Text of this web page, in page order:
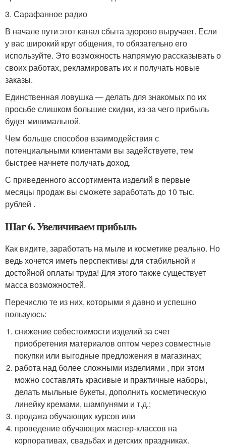
3. Сарафанное радио
В начале пути этот канал сбыта здорово выручает. Если
у вас широкий круг общения, то обязательно его
используйте. Это возможность напрямую рассказывать о
своих работах, рекламировать их и получать новые
заказы.
Единственная ловушка — делать для знакомых по их
просьбе слишком большие скидки, из-за чего прибыль
будет минимальной.
Чем больше способов взаимодействия с
потенциальными клиентами вы задействуете, тем
быстрее начнете получать доход.
С приведенного ассортимента изделий в первые
месяцы продаж вы сможете заработать до 10 тыс.
рублей .
Шаг 6. Увеличиваем прибыль
Как видите, заработать на мыле и косметике реально. Но
ведь хочется иметь перспективы для стабильной и
достойной оплаты труда! Для этого также существует
масса возможностей.
Перечислю те из них, которыми я давно и успешно
пользуюсь:
снижение себестоимости изделий за счет
приобретения материалов оптом через совместные
покупки или выгодные предложения в магазинах;
работа над более сложными изделиями , при этом
можно составлять красивые и практичные наборы,
делать мыльные букеты, дополнить косметическую
линейку кремами, шампунями и т.д.;
продажа обучающих курсов или
проведение обучающих мастер-классов на
корпоративах, свадьбах и детских праздниках.